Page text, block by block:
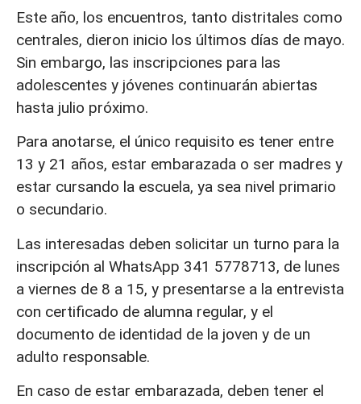
Este año, los encuentros, tanto distritales como
centrales, dieron inicio los últimos días de mayo.
Sin embargo, las inscripciones para las
adolescentes y jóvenes continuarán abiertas
hasta julio próximo.
Para anotarse, el único requisito es tener entre
13 y 21 años, estar embarazada o ser madres y
estar cursando la escuela, ya sea nivel primario
o secundario.
Las interesadas deben solicitar un turno para la
inscripción al WhatsApp 341 5778713, de lunes
a viernes de 8 a 15, y presentarse a la entrevista
con certificado de alumna regular, y el
documento de identidad de la joven y de un
adulto responsable.
En caso de estar embarazada, deben tener el